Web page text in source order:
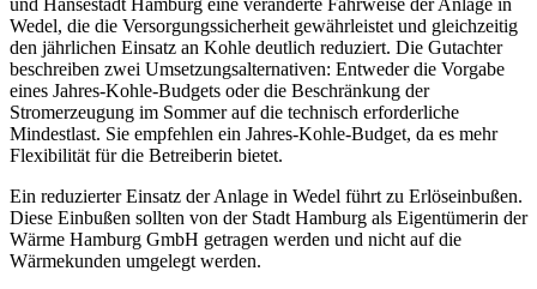
Wedel, die die Versorgungssicherheit gewährleistet und gleichzeitig
den jährlichen Einsatz an Kohle deutlich reduziert. Die Gutachter
beschreiben zwei Umsetzungsalternativen: Entweder die Vorgabe
eines Jahres-Kohle-Budgets oder die Beschränkung der
Stromerzeugung im Sommer auf die technisch erforderliche
Mindestlast. Sie empfehlen ein Jahres-Kohle-Budget, da es mehr
Flexibilität für die Betreiberin bietet.
Ein reduzierter Einsatz der Anlage in Wedel führt zu Erlöseinbußen.
Diese Einbußen sollten von der Stadt Hamburg als Eigentümerin der
Wärme Hamburg GmbH getragen werden und nicht auf die
Wärmekunden umgelegt werden.